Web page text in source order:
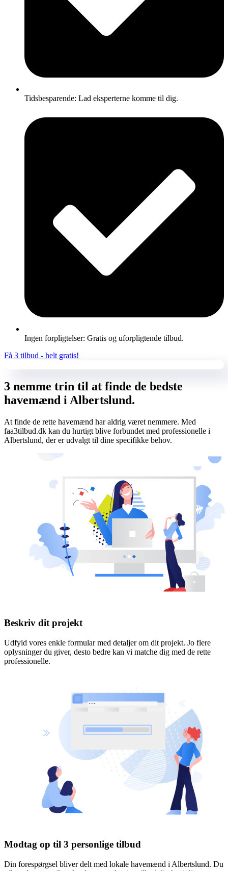
Tidsbesparende: Lad eksperterne komme til dig.
Ingen forpligtelser: Gratis og uforpligtende tilbud.
Få 3 tilbud - helt gratis!
3 nemme trin til at finde de bedste
havemænd i Albertslund.
At finde de rette havemænd har aldrig været nemmere. Med
faa3tilbud.dk kan du hurtigt blive forbundet med professionelle i
Albertslund, der er udvalgt til dine specifikke behov.
Beskriv dit projekt
Udfyld vores enkle formular med detaljer om dit projekt. Jo flere
oplysninger du giver, desto bedre kan vi matche dig med de rette
professionelle.
Modtag op til 3 personlige tilbud
Din forespørgsel bliver delt med lokale havemænd i Albertslund. Du